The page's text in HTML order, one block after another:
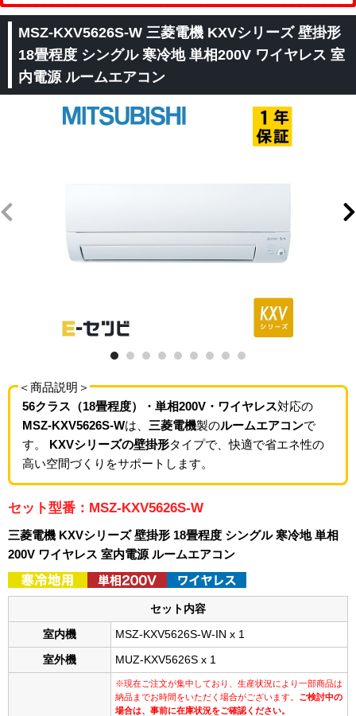
MSZ-KXV5626S-W 三菱電機 KXVシリーズ 壁掛形
18畳程度 シングル 寒冷地 単相200V ワイヤレス 室
内電源 ルームエアコン
＜商品説明＞
56クラス（18畳程度）・単相200V・ワイヤレス対応の
MSZ-KXV5626S-Wは、 三菱電機製のルームエアコンで
す。 KXVシリーズの壁掛形タイプで、快適で省エネ性の
高い空間づくりをサポートします。
セット型番：MSZ-KXV5626S-W
三菱電機 KXVシリーズ 壁掛形 18畳程度 シングル 寒冷地 単相
200V ワイヤレス 室内電源 ルームエアコン
セット内容
室内機 MSZ-KXV5626S-W-IN x 1
室外機 MUZ-KXV5626S x 1
※現在ご注文が集中しており、生産状況により一部商品は
納品までお時間をいただく場合がございます。 ご検討中の
場合は、事前に在庫状況をご確認ください。